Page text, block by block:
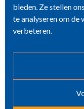
bieden. Ze stellen
te analyseren om
verbeteren.